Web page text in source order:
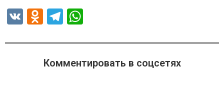
V
O
n
o
T
e
gr
at
s
Комментировать в соцсетях